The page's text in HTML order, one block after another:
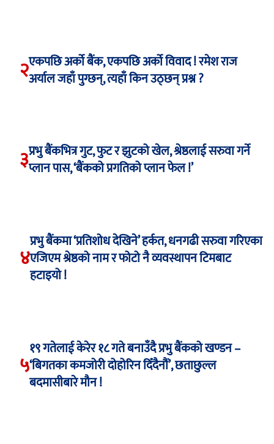
२एकपछि अर्को बैंक, एकपछि अर्को विवाद ! रमेश राज
अर्याल जहाँ पुग्छन्, त्यहाँ किन उठ्छन् प्रश्न ?
३प्रभु बैंकभित्र गुट, फुट र झुटको खेल, श्रेष्ठलाई सरुवा गर्ने
प्लान पास, ‘बैंकको प्रगतिको प्लान फेल !’
४
प्रभु बैंकमा ‘प्रतिशोध देखिने’ हर्कत, धनगढी सरुवा गरिएका
एजिएम श्रेष्ठको नाम र फोटो नै व्यवस्थापन टिमबाट
हटाइयो !
५
१९ गतेलाई केरेर १८ गते बनाउँदै प्रभु बैंकको खण्डन –
‘बिगतका कमजोरी दोहोरिन दिँदैनौं’, छताछुल्ल
बदमासीबारे मौन !